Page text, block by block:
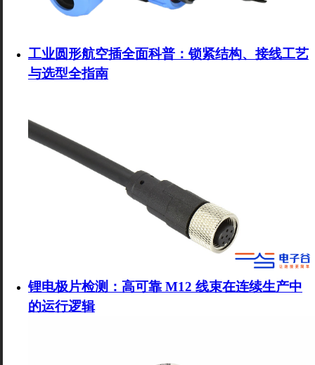
工业圆形航空插全面科普：锁紧结构、接线工艺
与选型全指南
锂电极片检测：高可靠 M12 线束在连续生产中
的运行逻辑